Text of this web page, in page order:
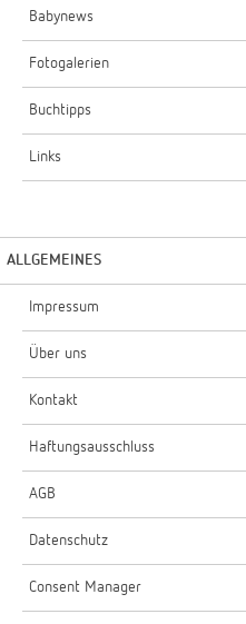
Babynews
Fotogalerien
Buchtipps
Links
ALLGEMEINES
Impressum
Über uns
Kontakt
Haftungsausschluss
AGB
Datenschutz
Consent Manager